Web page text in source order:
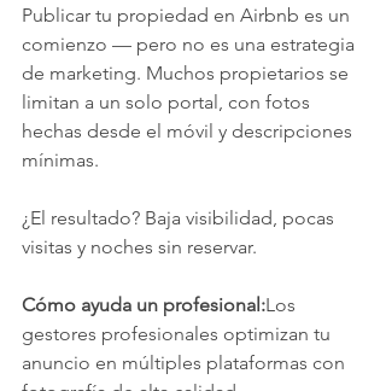
Publicar tu propiedad en Airbnb es un
comienzo — pero no es una estrategia
de marketing. Muchos propietarios se
limitan a un solo portal, con fotos
hechas desde el móvil y descripciones
mínimas.
¿El resultado? Baja visibilidad, pocas
visitas y noches sin reservar.
Cómo ayuda un profesional:Los
gestores profesionales optimizan tu
anuncio en múltiples plataformas con